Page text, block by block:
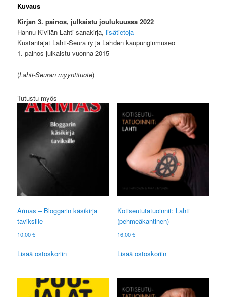
Kuvaus
Kirjan 3. painos, julkaistu joulukuussa 2022
Hannu Kivilän Lahti-sanakirja,lisätietoja
Kustantajat Lahti-Seura ry ja Lahden kaupunginmuseo
1. painos julkaistu vuonna 2015
(Lahti-Seuran myyntituote)
Tutustu myös
Armas – Bloggarin käsikirja
taviksille
10,00€
Lisää ostoskoriin
Kotiseututatuoinnit: Lahti
(pehmeäkantinen)
16,00€
Lisää ostoskoriin